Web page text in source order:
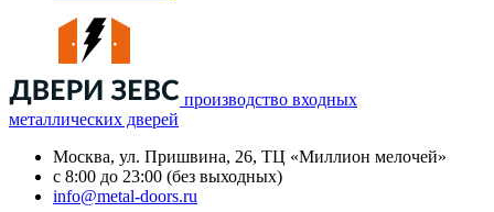
производство входных
металлических дверей
Москва, ул. Пришвина, 26, ТЦ «Миллион мелочей»
с 8:00 до 23:00 (без выходных)
info@metal-doors.ru